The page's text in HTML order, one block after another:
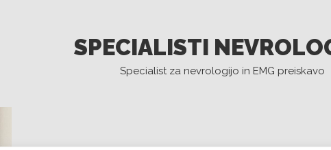
SPECIALISTI
Specialist za nevrologijo in EMG preiskavo